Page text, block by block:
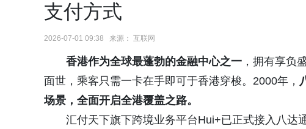
支付方式
2026-07-01 09:38 来源： 互联网
香港作为全球最蓬勃的金融中心之一 ，拥有享负
面世，乘客只需一卡在手即可于香港穿梭。2000年，
场景，全面开启全港覆盖之路。
汇付天下旗下跨境业务平台Hui+已正式接入八达